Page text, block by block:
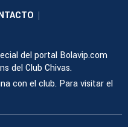
|
del portal Bolavip.com
del Club Chivas.
con el club. Para visitar el